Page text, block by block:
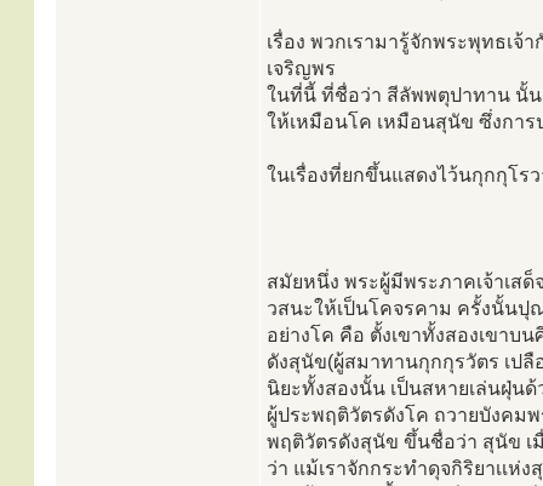
เรื่อง พวกเรามารู้จักพระพุทธเ
เจริญพร
ในที่นี้ ที่ชื่อว่า สีลัพพตุปาทาน นั้
ให้เหมือนโค เหมือนสุนัข ซึ่งกา
ในเรื่องที่ยกขึ้นแสดงไว้นกุกกุโ
สมัยหนึ่ง พระผู้มีพระภาคเจ้าเส
วสนะให้เป็นโคจรคาม ครั้งนั้น
อย่างโค คือ ตั้งเขาทั้งสองเขาบ
ดังสุนัข(ผู้สมาทานกุกกุรวัตร เป
นิยะทั้งสองนั้น เป็นสหายเล่นฝุ่น
ผู้ประพฤติวัตรดังโค ถวายบังคม
พฤติวัตรดังสุนัข ขึ้นชื่อว่า สุนัข เ
ว่า แม้เราจักกระทำดุจกิริยาเเห่